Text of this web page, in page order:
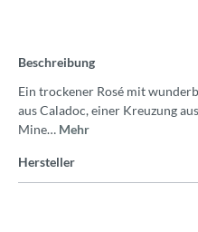
Beschreibung
Ein trockener Rosé mit
aus Caladoc, einer Kreuzung
Mine… Mehr
Hersteller